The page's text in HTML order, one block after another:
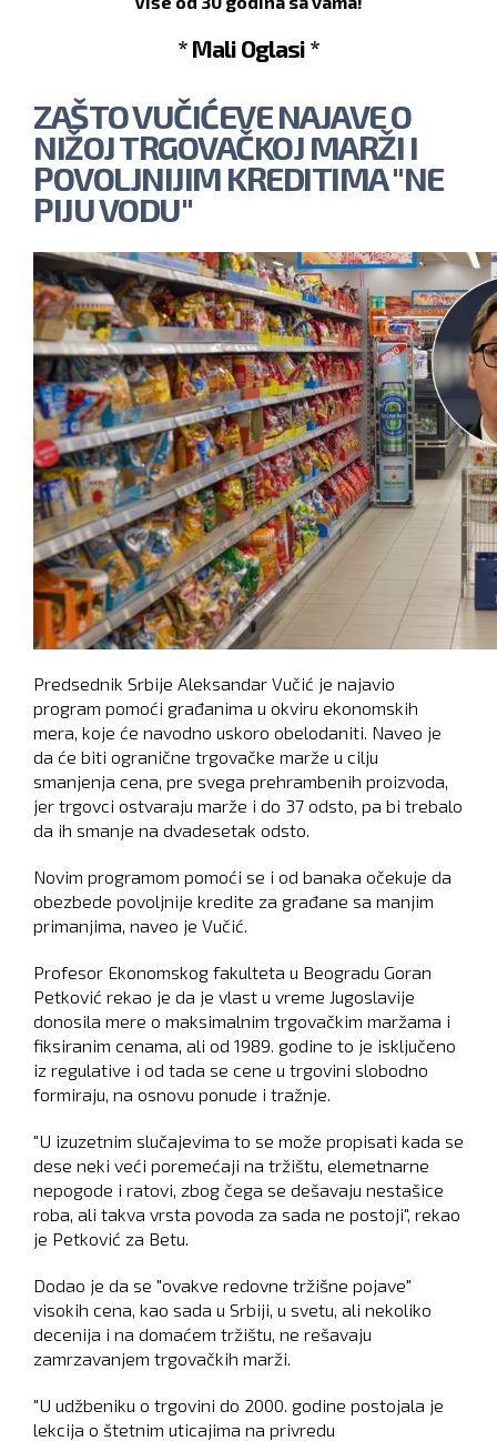
* Mali Oglasi *
ZAŠTO VUČIĆEVE NAJAVE O
NIŽOJ TRGOVAČKOJ MARŽI I
POVOLJNIJIM KREDITIMA "NE
PIJU VODU"
Predsednik Srbije Aleksandar Vučić je najavio
program pomoći građanima u okviru ekonomskih
mera, koje će navodno uskoro obelodaniti. Naveo je
da će biti ogranične trgovačke marže u cilju
smanjenja cena, pre svega prehrambenih proizvoda,
jer trgovci ostvaraju marže i do 37 odsto, pa bi trebalo
da ih smanje na dvadesetak odsto.
Novim programom pomoći se i od banaka očekuje da
obezbede povoljnije kredite za građane sa manjim
primanjima, naveo je Vučić.
Profesor Ekonomskog fakulteta u Beogradu Goran
Petković rekao je da je vlast u vreme Jugoslavije
donosila mere o maksimalnim trgovačkim maržama i
fiksiranim cenama, ali od 1989. godine to je isključeno
iz regulative i od tada se cene u trgovini slobodno
formiraju, na osnovu ponude i tražnje.
"U izuzetnim slučajevima to se može propisati kada se
dese neki veći poremećaji na tržištu, elemetnarne
nepogode i ratovi, zbog čega se dešavaju nestašice
roba, ali takva vrsta povoda za sada ne postoji", rekao
je Petković za Betu.
Dodao je da se "ovakve redovne tržišne pojave"
visokih cena, kao sada u Srbiji, u svetu, ali nekoliko
decenija i na domaćem tržištu, ne rešavaju
zamrzavanjem trgovačkih marži.
"U udžbeniku o trgovini do 2000. godine postojala je
lekcija o štetnim uticajima na privredu